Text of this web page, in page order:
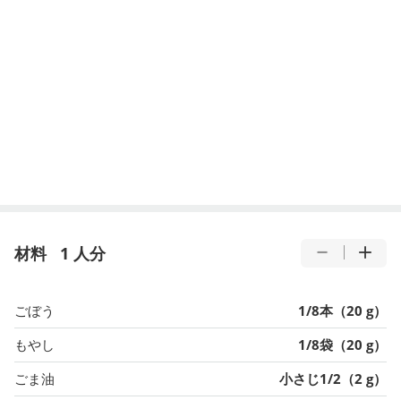
材料 1 人分
ごぼう
1/8本（20 g）
もやし
1/8袋（20 g）
ごま油
小さじ1/2（2 g）